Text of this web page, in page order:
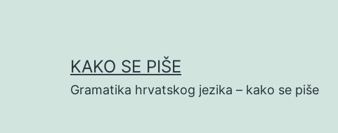
KAKO SE PIŠE
Gramatika hrvatskog jezika – kako se piše